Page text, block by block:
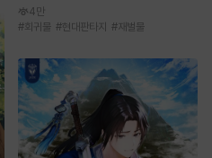
4만
#회귀물 #현대판타지 #재벌물